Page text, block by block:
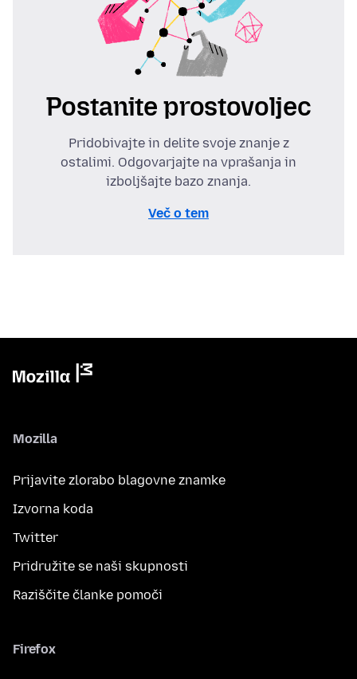
Postanite prostovoljec
Pridobivajte in delite svoje znanje z
ostalimi. Odgovarjajte na vprašanja in
izboljšajte bazo znanja.
Več o tem
Mozilla
Prijavite zlorabo blagovne znamke
Izvorna koda
Twitter
Pridružite se naši skupnosti
Raziščite članke pomoči
Firefox